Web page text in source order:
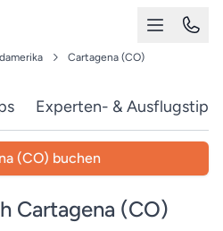
Cartagena (CO)
Experten- &
(CO) buchen
Cartagena (CO)